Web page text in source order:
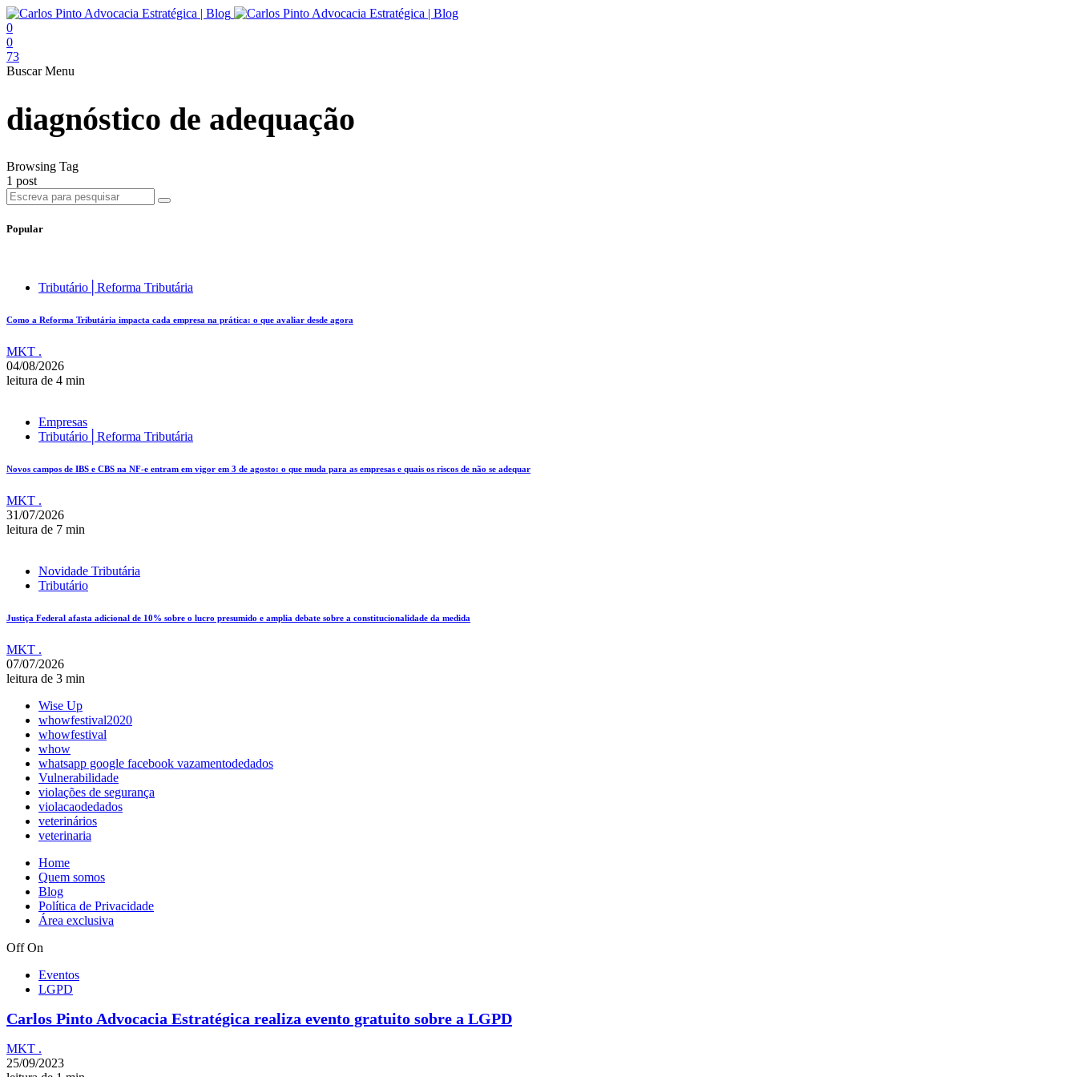
0
0
73
Buscar Menu
diagnóstico de adequação
Browsing Tag
1 post
Popular
Tributário│Reforma Tributária
Como a Reforma Tributária impacta cada empresa na prática: o que avaliar desde agora
MKT .
04/08/2026
leitura de 4 min
Empresas
Tributário│Reforma Tributária
Novos campos de IBS e CBS na NF-e entram em vigor em 3 de agosto: o que muda para as empresas e quais os riscos de não se adequar
MKT .
31/07/2026
leitura de 7 min
Novidade Tributária
Tributário
Justiça Federal afasta adicional de 10% sobre o lucro presumido e amplia debate sobre a constitucionalidade da medida
MKT .
07/07/2026
leitura de 3 min
Wise Up
whowfestival2020
whowfestival
whow
whatsapp google facebook vazamentodedados
Vulnerabilidade
violações de segurança
violacaodedados
veterinários
veterinaria
Home
Quem somos
Blog
Política de Privacidade
Área exclusiva
Off On
Eventos
LGPD
Carlos Pinto Advocacia Estratégica realiza evento gratuito sobre a LGPD
MKT .
25/09/2023